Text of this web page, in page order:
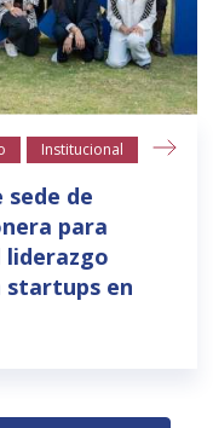
Institucional
sede de
para
startups en